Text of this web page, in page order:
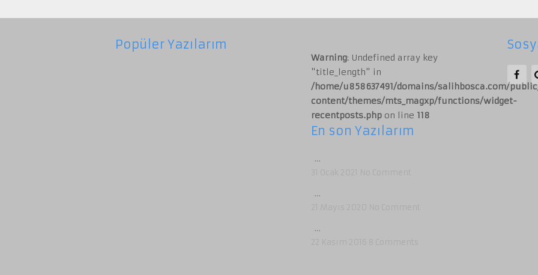
Popüler Yazılarım
Warning: Undefined array key
"title_length" in
/home/u858637491/domains/salihbosca.com/
content/themes/mts_magxp/functions/widget-
recentposts.php on line 118
En son Yazılarım
…
…
…